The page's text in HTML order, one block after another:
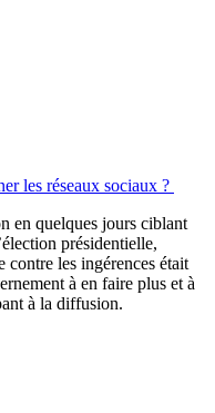
les réseaux sociaux ?
en quelques jours ciblant
présidentielle,
contre les ingérences était
à en faire plus et à
à la diffusion.